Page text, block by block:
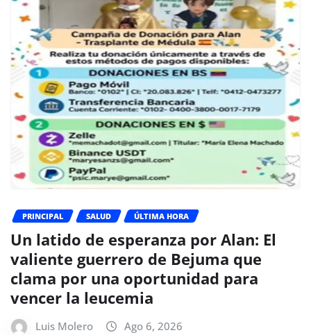
PRINCIPAL SALUD ÚLTIMA HORA
Un latido de esperanza por Alan: El
valiente guerrero de Bejuma que
clama por una oportunidad para
vencer la leucemia
Luis Molero Ago 6, 2026